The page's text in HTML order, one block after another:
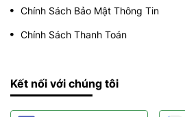
Chính Sách Bảo Mật Thông Tin
Chính Sách Thanh Toán
Kết nối với chúng tôi